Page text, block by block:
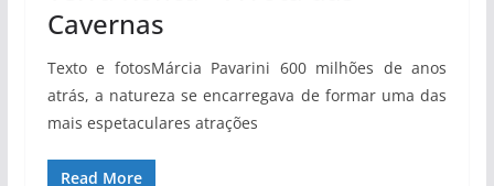
Cavernas
Texto e fotosMárcia Pavarini 600 milhões de anos
atrás, a natureza se encarregava de formar uma das
mais espetaculares atrações
Read More